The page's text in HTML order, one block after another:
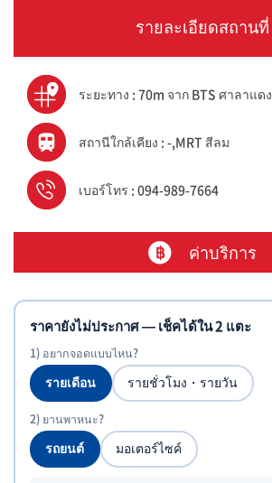
รายละเอียดสถานที่
ระยะทาง : 70m จาก BTS ศาลาแดง
สถานีใกล้เคียง : -,MRT สีลม
เบอร์โทร : 094-989-7664
ค่าบริการ
ราคายังไม่ประกาศ — เช็คได้ใน 2 แตะ
1) อยากจอดแบบไหน?
รายเดือน รายชั่วโมง・รายวัน
2) ยานพาหนะ?
รถยนต์ มอเตอร์ไซค์